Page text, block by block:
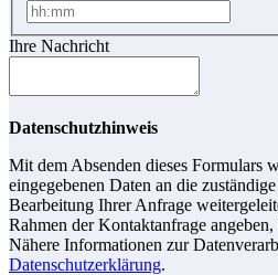
Ihre Nachricht
Datenschutzhinweis
Mit dem Absenden dieses Formulars
eingegebenen Daten an die
Bearbeitung Ihrer Anfrage
Rahmen der Kontaktanfrage
Nähere Informationen zur
Datenschutzerklärung.